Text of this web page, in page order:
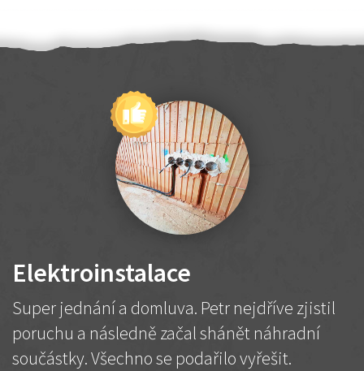
Elektroinstalace
Super jednání a domluva. Petr nejdříve zjistil
poruchu a následně začal shánět náhradní
součástky. Všechno se podařilo vyřešit.